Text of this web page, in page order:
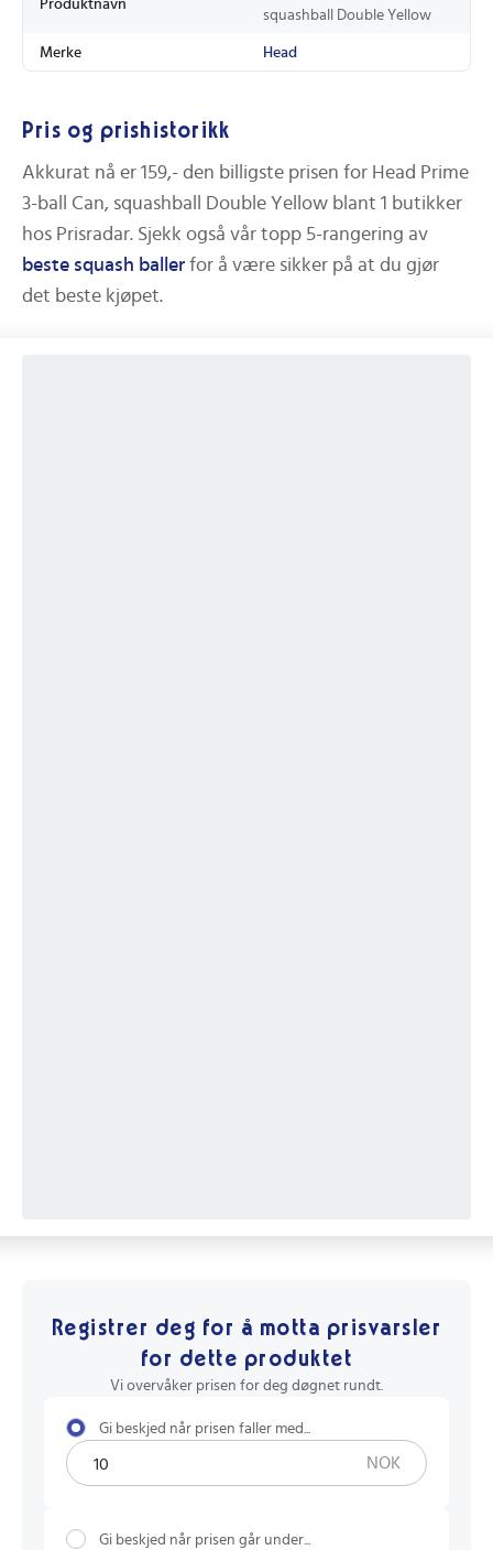
Produktnavn
squashball Double Yellow
Merke Head
Pris og prishistorikk
Akkurat nå er 159,- den billigste prisen for Head Prime
3-ball Can, squashball Double Yellow blant 1 butikker
hos Prisradar. Sjekk også vår topp 5-rangering av
beste squash baller for å være sikker på at du gjør
det beste kjøpet.
Registrer deg for å motta prisvarsler
for dette produktet
Vi overvåker prisen for deg døgnet rundt.
Gi beskjed når prisen faller med...
NOK
Gi beskjed når prisen går under...